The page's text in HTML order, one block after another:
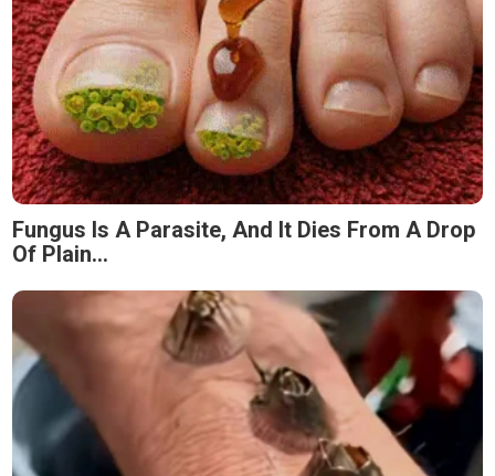
Fungus Is A Parasite, And It Dies From A Drop
Of Plain...